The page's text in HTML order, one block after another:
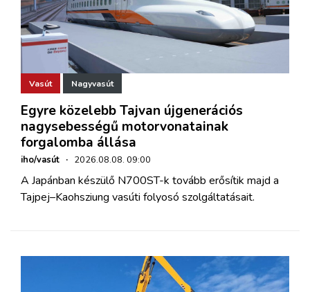
Vasút Nagyvasút
Egyre közelebb Tajvan újgenerációs
nagysebességű motorvonatainak
forgalomba állása
iho/vasút · 2026.08.08. 09:00
A Japánban készülő N700ST-k tovább erősítik majd a
Tajpej–Kaohsziung vasúti folyosó szolgáltatásait.